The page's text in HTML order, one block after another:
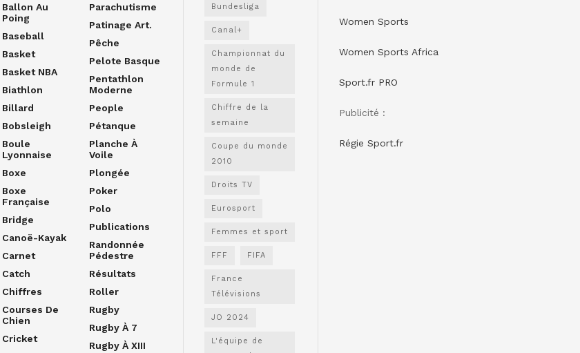
Ballon Au
Poing
Baseball
Basket
Basket NBA
Biathlon
Billard
Bobsleigh
Boule
Lyonnaise
Boxe
Boxe
Française
Bridge
Canoë-Kayak
Carnet
Catch
Chiffres
Courses De
Chien
Cricket
Parachutisme
Patinage Art.
Pêche
Pelote Basque
Pentathlon
Moderne
People
Pétanque
Planche À
Voile
Plongée
Poker
Polo
Publications
Randonnée
Pédestre
Résultats
Roller
Rugby
Rugby À 7
Rugby À XIII
Bundesliga
Canal+
Championnat du
monde de
Formule 1
Chiffre de la
semaine
Coupe du monde
2010
Droits TV
Eurosport
Femmes et sport
FFF FIFA
France
Télévisions
JO 2024
L'équipe de
Women Sports
Women Sports Africa
Sport.fr PRO
Publicité :
Régie Sport.fr